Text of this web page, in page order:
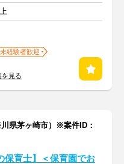
未経験者歓迎
を見る
県茅ヶ崎市）※案件ID：
保育士】＜保育園でお